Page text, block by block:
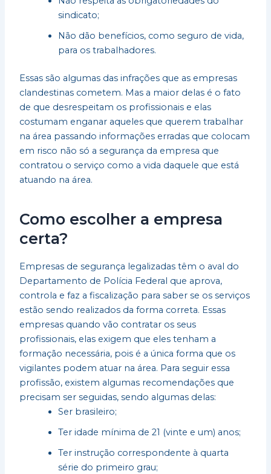
sindicato;
Não dão benefícios, como seguro de vida,
para os trabalhadores.
Essas são algumas das infrações que as empresas
clandestinas cometem. Mas a maior delas é o fato
de que desrespeitam os profissionais e elas
costumam enganar aqueles que querem trabalhar
na área passando informações erradas que colocam
em risco não só a segurança da empresa que
contratou o serviço como a vida daquele que está
atuando na área.
Como escolher a empresa
certa?
Empresas de segurança legalizadas têm o aval do
Departamento de Polícia Federal que aprova,
controla e faz a fiscalização para saber se os serviços
estão sendo realizados da forma correta. Essas
empresas quando vão contratar os seus
profissionais, elas exigem que eles tenham a
formação necessária, pois é a única forma que os
vigilantes podem atuar na área. Para seguir essa
profissão, existem algumas recomendações que
precisam ser seguidas, sendo algumas delas:
Ser brasileiro;
Ter idade mínima de 21 (vinte e um) anos;
Ter instrução correspondente à quarta
série do primeiro grau;